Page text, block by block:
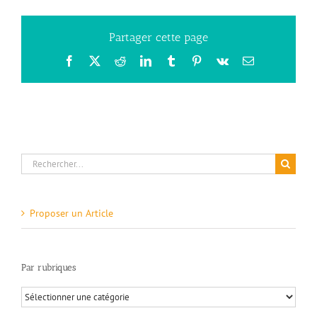
Partager cette page
Facebook
X RedditLinkedInTumblrPinterest
Vk Email
Rechercher:
Proposer un Article
Par rubriques
Par
rubriques